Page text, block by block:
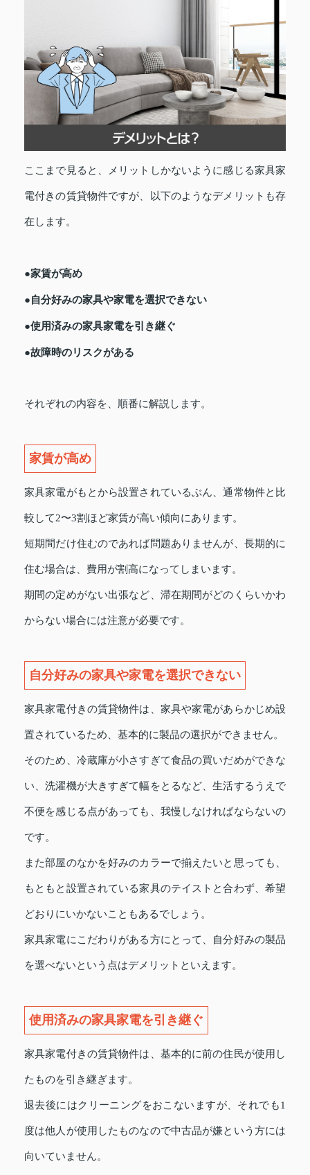
ここまで見ると、メリットしかないように感じる家具家
電付きの賃貸物件ですが、以下のようなデメリットも存
在します。
●家賃が高め
●自分好みの家具や家電を選択できない
●使用済みの家具家電を引き継ぐ
●故障時のリスクがある
それぞれの内容を、順番に解説します。
家賃が高め
家具家電がもとから設置されているぶん、通常物件と比
較して2〜3割ほど家賃が高い傾向にあります。
短期間だけ住むのであれば問題ありませんが、長期的に
住む場合は、費用が割高になってしまいます。
期間の定めがない出張など、滞在期間がどのくらいかわ
からない場合には注意が必要です。
自分好みの家具や家電を選択できない
家具家電付きの賃貸物件は、家具や家電があらかじめ設
置されているため、基本的に製品の選択ができません。
そのため、冷蔵庫が小さすぎて食品の買いだめができな
い、洗濯機が大きすぎて幅をとるなど、生活するうえで
不便を感じる点があっても、我慢しなければならないの
です。
また部屋のなかを好みのカラーで揃えたいと思っても、
もともと設置されている家具のテイストと合わず、希望
どおりにいかないこともあるでしょう。
家具家電にこだわりがある方にとって、自分好みの製品
を選べないという点はデメリットといえます。
使用済みの家具家電を引き継ぐ
家具家電付きの賃貸物件は、基本的に前の住民が使用し
たものを引き継ぎます。
退去後にはクリーニングをおこないますが、それでも1
度は他人が使用したものなので中古品が嫌という方には
向いていません。